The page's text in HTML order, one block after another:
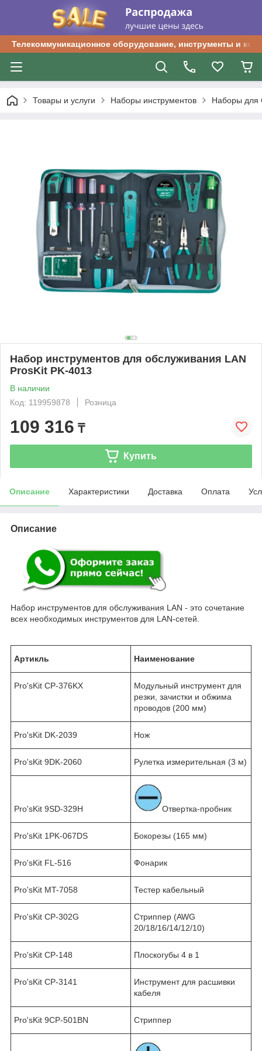
Телекоммуникационное оборудование, инструменты и
Товары и услуги Наборы инструментов Наборы для
Набор инструментов для обслуживания LAN
ProsKit PK-4013
В наличии
Код: 119959878
Розница
109 316 ₸
Купить
Описание Характеристики Доставка Оплата
Описание
Набор инструментов для обслуживания LAN - это сочетание
всех необходимых инструментов для LAN-сетей.
Артикль Наименование
Pro'sKit CP-376KX
Модульный инструмент для
резки, зачистки и обжима
проводов (200 мм)
Pro'sKit DK-2039 Нож
Pro'sKit 9DK-2060 Рулетка измерительная (3 м)
Pro'sKit 9SD-329H Отвертка-пробник
Pro'sKit 1PK-067DS Бокорезы (165 мм)
Pro'sKit FL-516 Фонарик
Pro'sKit MT-7058 Тестер кабельный
Pro'sKit CP-302G
Стриппер (AWG
20/18/16/14/12/10)
Pro'sKit CP-148 Плоскогубы 4 в 1
Pro'sKit CP-3141
Инструмент для расшивки
кабеля
Pro'sKit 9CP-501BN Стриппер